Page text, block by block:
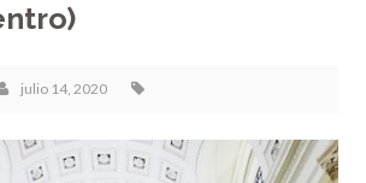
julio 14, 2020